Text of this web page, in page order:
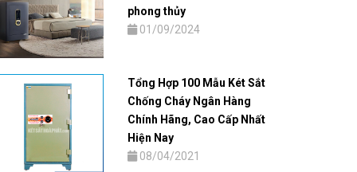
phong thủy
01/09/2024
Tổng Hợp 100 Mẫu Két Sắt
Chống Cháy Ngân Hàng
Chính Hãng, Cao Cấp Nhất
Hiện Nay
08/04/2021